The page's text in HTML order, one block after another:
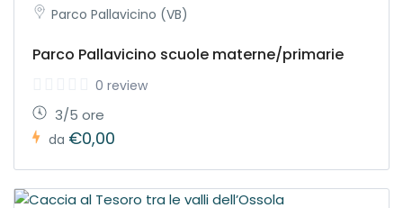
Parco Pallavicino (VB)
Parco Pallavicino scuole materne/primarie
0 review
3/5 ore
da €0,00